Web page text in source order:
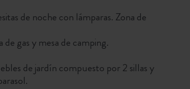
de noche con lámparas. Zona de
gas y mesa de camping.
de jardín compuesto por 2 sillas y